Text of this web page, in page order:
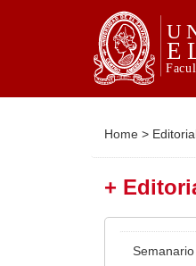
Home >
+